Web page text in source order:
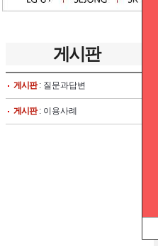
게시판
게시판: 질문과답변
게시판: 이용사례